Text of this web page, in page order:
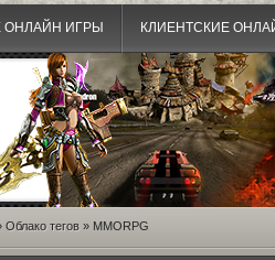
ОНЛАЙН ИГРЫ КЛИЕНТСКИЕ
Облако тегов » MMORPG